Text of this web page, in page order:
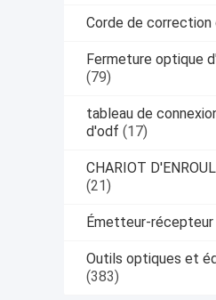
Corde de correction
Fermeture optique
(79)
tableau de
d'odf (17)
CHARIOT
(21)
Émetteur-
Outils optiques et
(383)